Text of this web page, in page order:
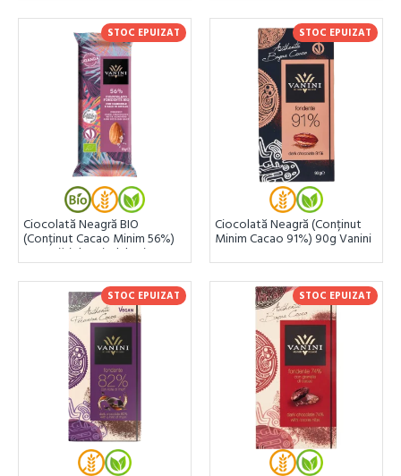
STOC EPUIZAT
Ciocolată Neagră BIO
(Conținut Cacao Minim 56%)
cu Bucăți de Migdale și Sare
de Sicilia 85g Vanini
STOC EPUIZAT
Ciocolată Neagră (Conținut
Minim Cacao 91%) 90g Vanini
STOC EPUIZAT STOC EPUIZAT